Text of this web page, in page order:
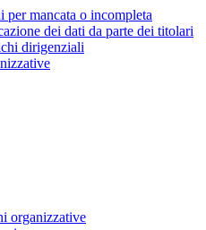
per mancata o incompleta
dei dati da parte dei titolari
dirigenziali
organizzative